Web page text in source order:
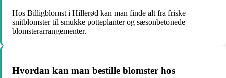
Hos Billigblomst i Hillerød kan man finde alt fra friske
snitblomster til smukke potteplanter og sæsonbetonede
blomsterarrangementer.
Hvordan kan man bestille blomster hos